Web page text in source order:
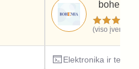
(viso
Elektronika ir